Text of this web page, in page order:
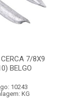
7/8X9
BELGO
10243
KG